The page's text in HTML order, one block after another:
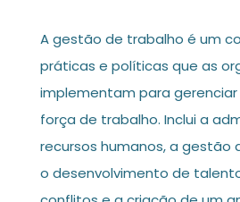
A gestão de trabalho é um
práticas e políticas que as
implementam para
força de trabalho. Inclui a
recursos humanos, a gestão
o desenvolvimento de